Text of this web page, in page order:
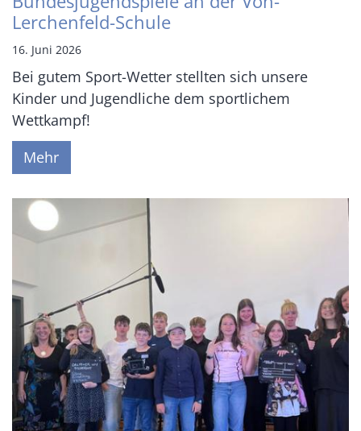
Lerchenfeld-Schule
16. Juni 2026
Bei gutem Sport-Wetter stellten sich unsere
Kinder und Jugendliche dem sportlichem
Wettkampf!
Mehr